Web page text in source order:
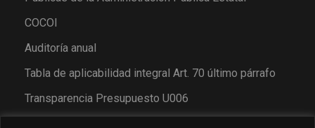
COCOI
Auditoría anual
Tabla de aplicabilidad integral Art. 70 último párrafo
Transparencia Presupuesto U006